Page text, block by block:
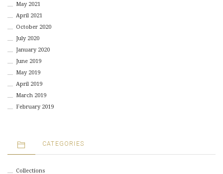
May 2021
April 2021
October 2020
July 2020
January 2020
June 2019
May 2019
April 2019
March 2019
February 2019
CATEGORIES
Collections